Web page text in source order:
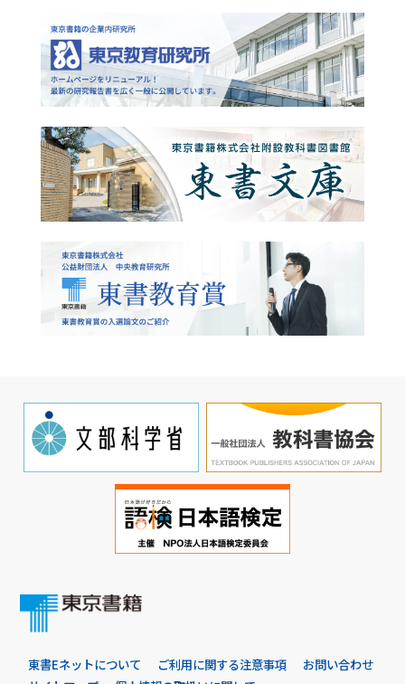
東書Eネットについて ご利用に関する注意事項
お問い合わせ